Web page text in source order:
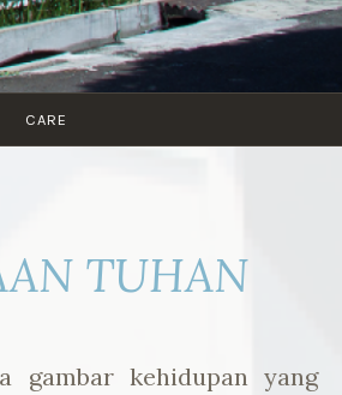
CARE
TUHAN
gambar kehidupan yang